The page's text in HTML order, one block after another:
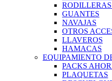
GUANTES
NAVAJAS
OTROS
LLAVEROS
HAMACAS
EQUIPAMIENTO
PACKS
PLAQUETAS